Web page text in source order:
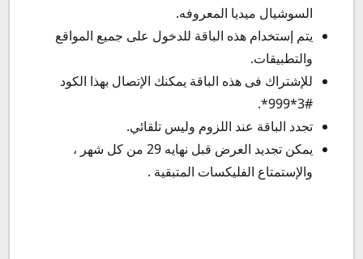
السوشيال ميديا المعروفه.
يتم إستخدام هذه الباقة للدخول على جميع المواقع
والتطبيقات.
للإشتراك فى هذه الباقة يمكنك الإتصال بهذا الكود
#3*999*.
تجدد الباقة عند اللزوم وليس تلقائي.
يمكن تجديد العرض قبل نهايه 29 من كل شهر ،
والإستمتاع الفليكسات المتبقية .